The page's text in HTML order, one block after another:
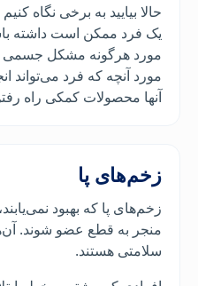
حالا بیایید به برخی نگاه
یک فرد ممکن است داشته
مورد هرگونه مشکل جسمی
مورد آنچه که فرد می‌تواند
آنها محصولات کمکی راه
زخم‌های پا
زخم‌های پا که بهبود
منجر به قطع عضو شوند.
سلامتی هستند.